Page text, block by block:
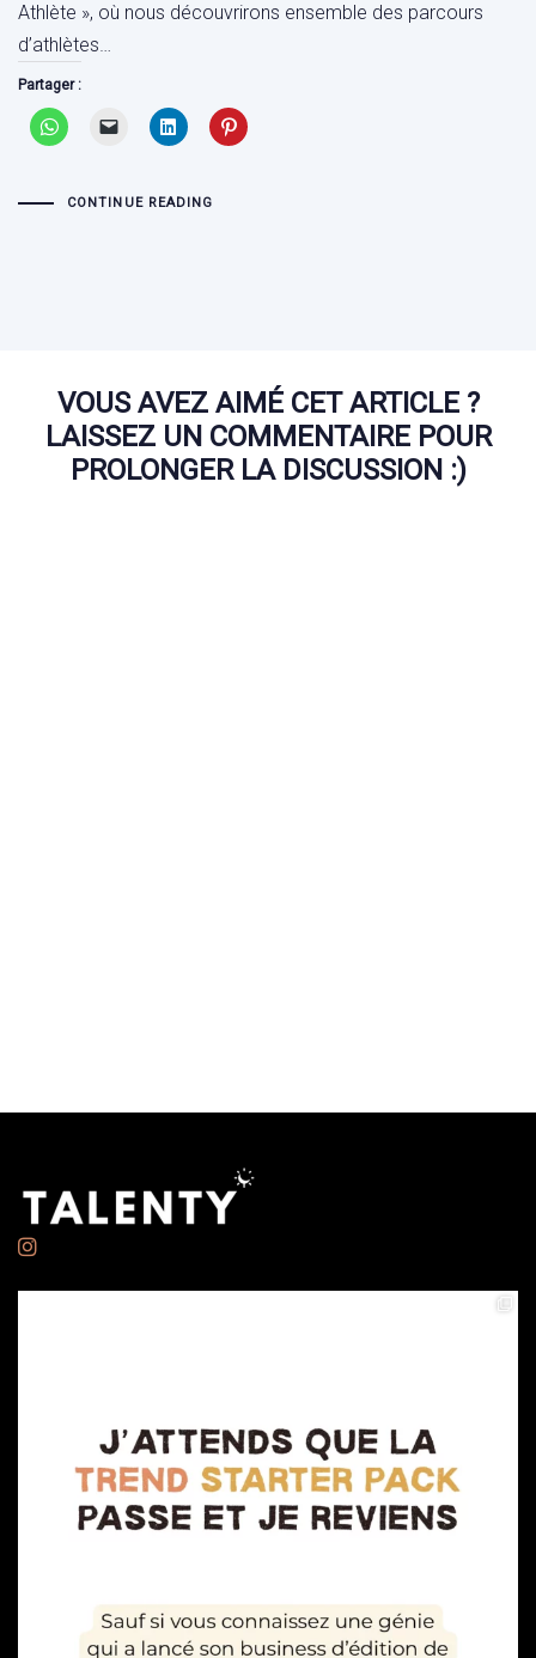
Athlète », où nous découvrirons ensemble des parcours
d’athlètes…
Partager :
CONTINUE READING
VOUS AVEZ AIMÉ CET ARTICLE ?
LAISSEZ UN COMMENTAIRE POUR
PROLONGER LA DISCUSSION :)